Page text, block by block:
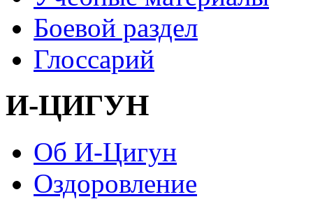
Боевой раздел
Глоссарий
И-ЦИГУН
Об И-Цигун
Оздоровление